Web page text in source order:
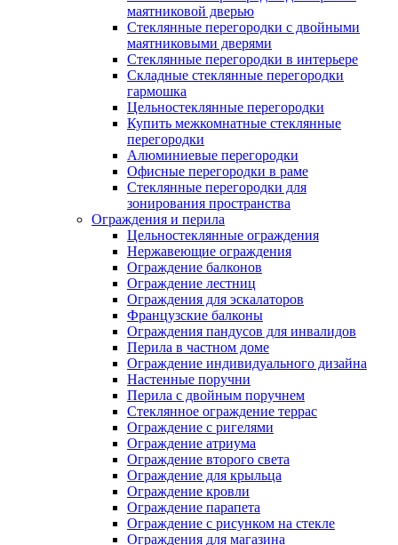
маятниковой дверью
Стеклянные перегородки с двойными
маятниковыми дверями
Стеклянные перегородки в интерьере
Складные стеклянные перегородки
гармошка
Цельностеклянные перегородки
Купить межкомнатные стеклянные
перегородки
Алюминиевые перегородки
Офисные перегородки в раме
Стеклянные перегородки для
зонирования пространства
Ограждения и перила
Цельностеклянные ограждения
Нержавеющие ограждения
Ограждение балконов
Ограждение лестниц
Ограждения для эскалаторов
Французские балконы
Ограждения пандусов для инвалидов
Перила в частном доме
Ограждение индивидуального дизайна
Настенные поручни
Перила с двойным поручнем
Стеклянное ограждение террас
Ограждение с ригелями
Ограждение атриума
Ограждение второго света
Ограждение для крыльца
Ограждение кровли
Ограждение парапета
Ограждение с рисунком на стекле
Ограждения для магазина